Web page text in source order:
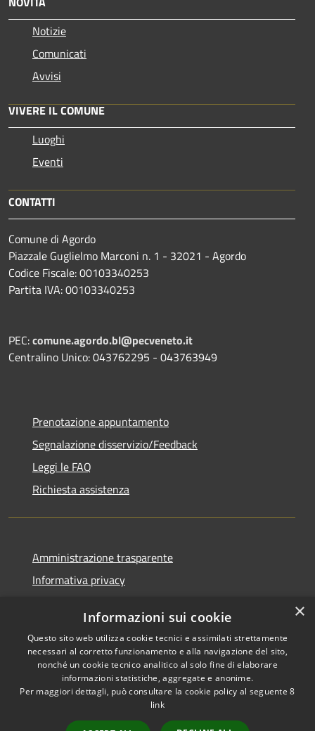
Notizie
Comunicati
Avvisi
VIVERE IL COMUNE
Luoghi
Eventi
CONTATTI
Comune di Agordo
Piazzale Guglielmo Marconi n. 1 - 32021 - Agordo
Codice Fiscale: 00103340253
Partita IVA: 00103340253
PEC:comune.agordo.bl@pecveneto.it
Centralino Unico: 043762295 - 043763949
Prenotazione appuntamento
Segnalazione disservizio/Feedback
Leggi le FAQ
Richiesta assistenza
Amministrazione trasparente
Informativa privacy
Dichiarazione di accessibilità
RSS
Copyright © 2026 • Comune di
×
Informazioni sui cookie
Questo sito web utilizza cookie tecnici e assimilati strettamente
necessari al corretto funzionamento e alla navigazione del sito,
nonché un cookie tecnico analitico al solo fine di elaborare
informazioni statistiche, aggregate e anonime.
Per maggiori dettagli, può consultare la cookie policy al seguente8
link